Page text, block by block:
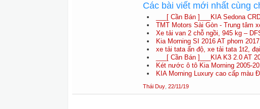
Các bài viết mới nhất cùng
___[ Cần Bán ]___KIA Sedona
TMT Motors Sài Gòn - Trung tâm
Xe tải van 2 chỗ ngồi, 945 kg –
Kia Morning SI 2016 AT phom
xe tải tata ấn độ, xe tải tata 1t2,
___[ Cần Bán ]___KIA K3 2.0 AT
Két nước ô tô Kia Morning 2005-
KIA Morning Luxury cao cấp màu
Thái Duy 22/11/19